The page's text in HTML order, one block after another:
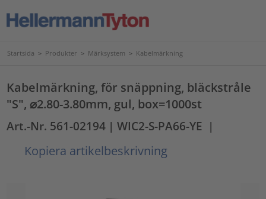
Startsida > Produkter > Märksystem > Kabelmärkning
Kabelmärkning, för snäppning, bläckstråle
"S", ⌀2.80-3.80mm, gul, box=1000st
Art.-Nr. 561-02194 | WIC2-S-PA66-YE |
Kopiera artikelbeskrivning